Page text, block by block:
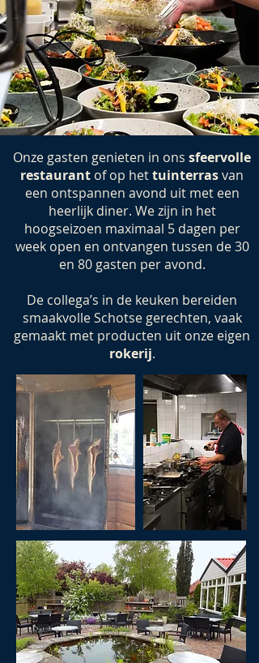
Onze gasten genieten in ons sfeervolle
restaurant of op hettuinterrasvan
een ontspannen avond uit met een
heerlijk diner. We zijn in het
hoogseizoen maximaal 5 dagen per
week open en ontvangen tussen de 30
en 80 gasten per avond.
De collega’s in de keuken bereiden
smaakvolle Schotse gerechten, vaak
gemaakt met producten uit onze eigen
rokerij.